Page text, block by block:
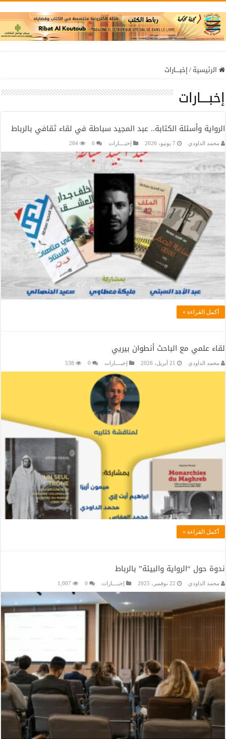
الرئيسية/إخبــــارات
إخبــــارات
الرواية وأسئلة الكتابة.. عبد المجيد سباطة في لقاء ثقافي بالرباط
محمد الداودي 7 يونيو، 2026 إخبــــارات 0
284
أكمل القراءة »
لقاء علمي مع الباحث أنطوان بيريي
محمد الداودي 21 أبريل، 2026 إخبــــارات 0
538
أكمل القراءة »
ندوة حول “الرواية والبيئة” بالرباط
محمد الداودي 22 نوفمبر، 2025 إخبــــارات 0
1,007